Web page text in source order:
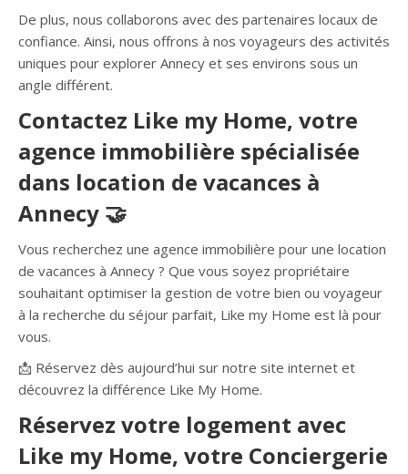
De plus, nous collaborons avec des partenaires locaux de
confiance. Ainsi, nous offrons à nos voyageurs des activités
uniques pour explorer Annecy et ses environs sous un
angle différent.
Contactez Like my Home, votre
agence immobilière spécialisée
dans location de vacances à
Annecy 🤝
Vous recherchez une agence immobilière pour une location
de vacances à Annecy ? Que vous soyez propriétaire
souhaitant optimiser la gestion de votre bien ou voyageur
à la recherche du séjour parfait, Like my Home est là pour
vous.
📩 Réservez dès aujourd’hui sur notre site internet et
découvrez la différence Like My Home.
Réservez votre logement avec
Like my Home, votre Conciergerie